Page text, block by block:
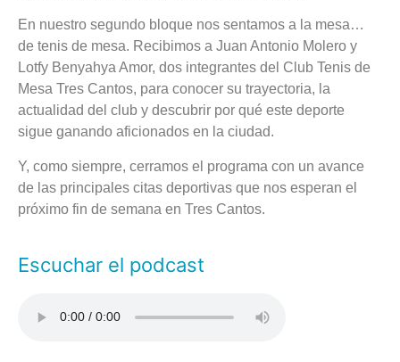
En nuestro segundo bloque nos sentamos a la mesa…
de tenis de mesa. Recibimos a Juan Antonio Molero y
Lotfy Benyahya Amor, dos integrantes del Club Tenis de
Mesa Tres Cantos, para conocer su trayectoria, la
actualidad del club y descubrir por qué este deporte
sigue ganando aficionados en la ciudad.
Y, como siempre, cerramos el programa con un avance
de las principales citas deportivas que nos esperan el
próximo fin de semana en Tres Cantos.
Escuchar el podcast